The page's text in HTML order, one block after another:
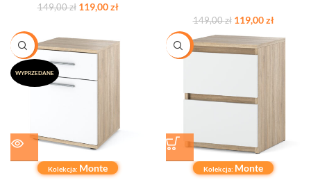
149,00zł 119,00zł
149,00zł 119,00zł
-21%
WYPRZEDANE
Kolekcja: Monte
-15%
Kolekcja: Monte